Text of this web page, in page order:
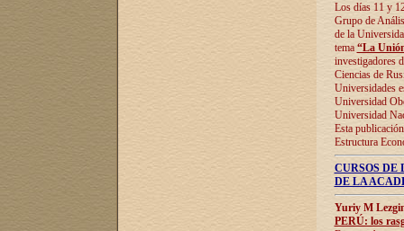
Los días 11 y
Grupo de
de la
tema “La
investigadores
Ciencias de
Universidades
Universidad
Universidad
Esta
Estructura
CURSOS
DE LA
Yuriy M
PERÚ: los